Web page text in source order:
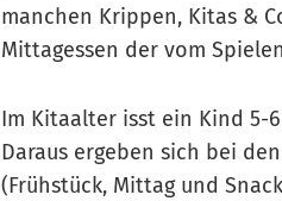
manchen Krippen, Kitas &
Mittagessen der vom
Im Kitaalter isst ein Kind 5-
Daraus ergeben sich bei
(Frühstück, Mittag und